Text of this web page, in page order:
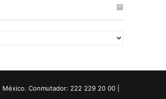
Conmutador: 222 229 20 00 |